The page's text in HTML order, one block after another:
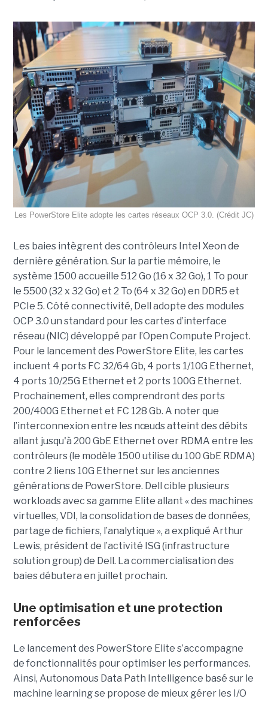
Les PowerStore Elite adopte les cartes réseaux OCP 3.0. (Crédit JC)
Les baies intègrent des contrôleurs Intel Xeon de
dernière génération. Sur la partie mémoire, le
système 1500 accueille 512 Go (16 x 32 Go), 1 To pour
le 5500 (32 x 32 Go) et 2 To (64 x 32 Go) en DDR5 et
PCIe 5. Côté connectivité, Dell adopte des modules
OCP 3.0 un standard pour les cartes d’interface
réseau (NIC) développé par l’Open Compute Project.
Pour le lancement des PowerStore Elite, les cartes
incluent 4 ports FC 32/64 Gb, 4 ports 1/10G Ethernet,
4 ports 10/25G Ethernet et 2 ports 100G Ethernet.
Prochainement, elles comprendront des ports
200/400G Ethernet et FC 128 Gb. A noter que
l’interconnexion entre les nœuds atteint des débits
allant jusqu'à 200 GbE Ethernet over RDMA entre les
contrôleurs (le modèle 1500 utilise du 100 GbE RDMA)
contre 2 liens 10G Ethernet sur les anciennes
générations de PowerStore. Dell cible plusieurs
workloads avec sa gamme Elite allant « des machines
virtuelles, VDI, la consolidation de bases de données,
partage de fichiers, l’analytique », a expliqué Arthur
Lewis, président de l’activité ISG (infrastructure
solution group) de Dell. La commercialisation des
baies débutera en juillet prochain.
Une optimisation et une protection
renforcées
Le lancement des PowerStore Elite s’accompagne
de fonctionnalités pour optimiser les performances.
Ainsi, Autonomous Data Path Intelligence basé sur le
machine learning se propose de mieux gérer les I/O